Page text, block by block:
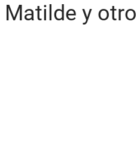
Matilde y